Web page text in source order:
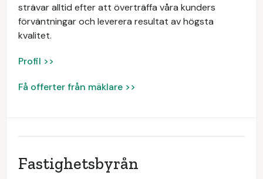
strävar alltid efter att överträffa våra kunders
förväntningar och leverera resultat av högsta
kvalitet.
Profil >>
Få offerter från mäklare >>
Fastighetsbyrån